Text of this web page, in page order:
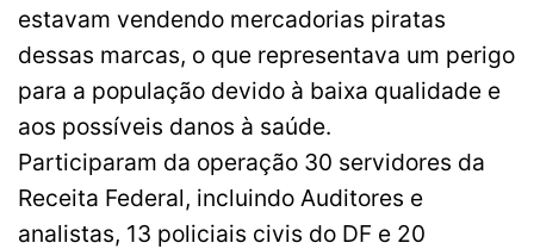
estavam vendendo mercadorias piratas
dessas marcas, o que representava um perigo
para a população devido à baixa qualidade e
aos possíveis danos à saúde.
Participaram da operação 30 servidores da
Receita Federal, incluindo Auditores e
analistas, 13 policiais civis do DF e 20